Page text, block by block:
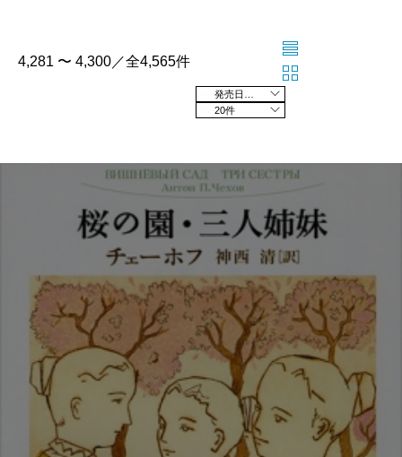
4,281 〜 4,300／全4,565件
20件